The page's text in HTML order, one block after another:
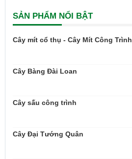
SẢN PHẨM NỔI BẬT
Cây mít cổ thụ - Cây Mít Công Trình
Cây Bàng Đài Loan
Cây sấu công trình
Cây Đại Tướng Quân